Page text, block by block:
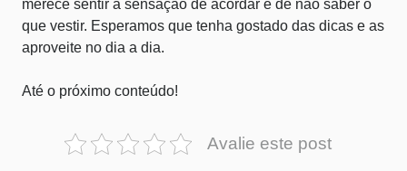
merece sentir a sensação de acordar e de não saber o
que vestir. Esperamos que tenha gostado das dicas e as
aproveite no dia a dia.
Até o próximo conteúdo!
Avalie este post